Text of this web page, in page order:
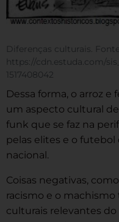
Diferenças culturais.
https://cdn.estuda.com/
1517408042
Dessa forma, o arroz e
um aspecto cultural
funk que se faz na
pelas elites e o
nacional.
Coisas negativas,
racismo e o
culturais relevantes do